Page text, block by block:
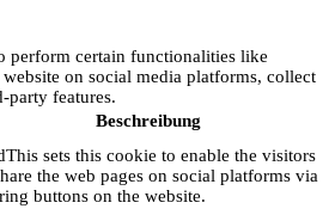
perform certain functionalities like
on social media platforms, collect
party features.
Beschreibung
sets this cookie to enable the visitors
the web pages on social platforms via
buttons on the website.